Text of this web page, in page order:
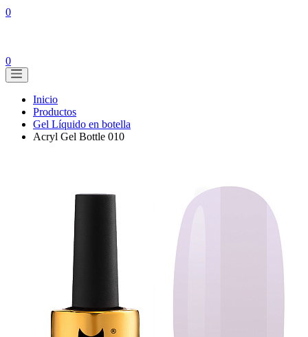
0
0
Inicio
Productos
Gel Líquido en botella
Acryl Gel Bottle 010